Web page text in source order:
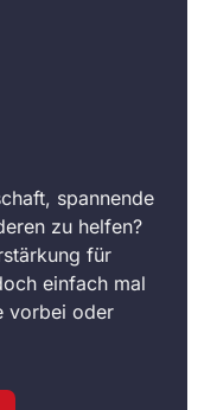
spannende
zu helfen?
für
einfach mal
vorbei oder